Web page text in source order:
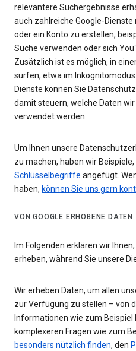
relevantere Suchergebnisse
auch zahlreiche Google-
oder ein Konto zu erstellen,
Suche verwenden oder sich
Zusätzlich ist es möglich, in
surfen, etwa im
Dienste können Sie
damit steuern, welche Daten
verwendet werden.
Um Ihnen unsere
zu machen, haben wir
Schlüsselbegriffe angefügt.
haben, können Sie uns gern
VON GOOGLE ERHOBENE DATEN
Im Folgenden erklären wir
erheben, während Sie unsere
Wir erheben Daten, um allen
zur Verfügung zu stellen – von
Informationen wie zum Beispiel
komplexeren Fragen wie zum
besonders nützlich finden, den